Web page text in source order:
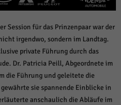
Session für das Prinzenpaar war der
irgendwo, sondern im Landtag.
private Führung durch das
Dr. Patricia Peill, Abgeordnete im
die Führung und geleitete die
sie spannende Einblicke in
anschaulich die Abläufe im
Media-Plattformen werden
Inhalte keiner manuellen Einwilligung
anzeigen
Datenschutzerklärung Impressum